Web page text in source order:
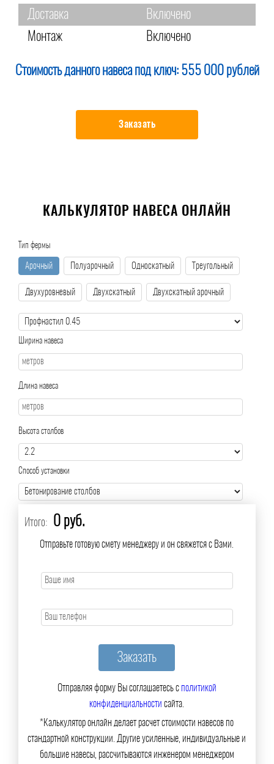
Доставка
Включено
Монтаж
Включено
Стоимость данного навеса под ключ: 555 000 рублей
Заказать
КАЛЬКУЛЯТОР НАВЕСА ОНЛАЙН
Тип фермы
Арочный Полуарочный Односкатный Треугольный
Двухуровневый Двухскатный Двухскатный арочный
Ширина навеса
Длина навеса
Высота столбов
Способ установки
Итого: 0 руб.
Отправьте готовую смету менеджеру и он свяжется с Вами.
Отправляя форму Вы соглашаетесь сполитикой
конфиденциальности сайта.
*Калькулятор онлайн делает расчет стоимости навесов по
стандартной конструкции. Другие усиленные, индивидуальные и
большие навесы, рассчитываются инженером менеджером